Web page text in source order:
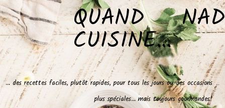
QUAND NAD
CUISINE…
… des recettes faciles, plutôt rapides, pour tous les jours ou des occasions
plus spéciales… mais toujours gourmandes!